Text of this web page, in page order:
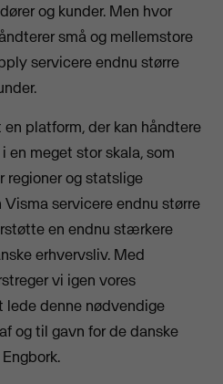
og kunder. Men hvor
små og mellemstore
servicere endnu større
platform, der kan håndtere
en meget stor skala, som
regioner og statslige
servicere endnu større
en endnu stærkere
erhvervsliv. Med
vi igen vores
lede denne nødvendige
og til gavn for de danske